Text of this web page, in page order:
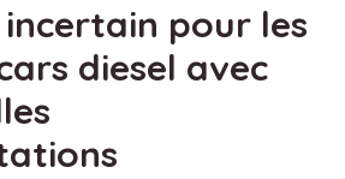
pour les
diesel avec